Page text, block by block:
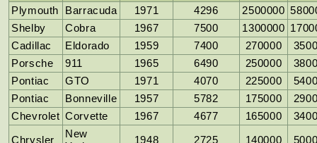
Plymouth Barracuda 1971 4296 2500000
Shelby
Cobra 1967 7500 1300000
Cadillac
Eldorado 1959 7400 270000
Porsche
911 1965 6490 250000
Pontiac
GTO 1971 4070 225000
Pontiac
Bonneville 1957 5782 175000
Chevrolet Corvette 1967 4677 165000
Chrysler
New
1948 2725 140000